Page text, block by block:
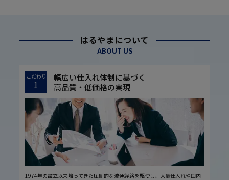
はるやまについて
ABOUT US
こだわり
1
幅広い仕入れ体制に基づく
高品質・低価格の実現
1974年の設立以来培ってきた圧倒的な流通経路を駆使し、大量仕入れや国内